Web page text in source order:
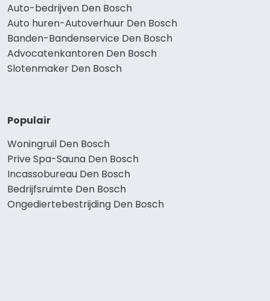
Auto-bedrijven Den Bosch
Auto huren-Autoverhuur Den Bosch
Banden-Bandenservice Den Bosch
Advocatenkantoren Den Bosch
Slotenmaker Den Bosch
Populair
Woningruil Den Bosch
Prive Spa-Sauna Den Bosch
Incassobureau Den Bosch
Bedrijfsruimte Den Bosch
Ongediertebestrijding Den Bosch